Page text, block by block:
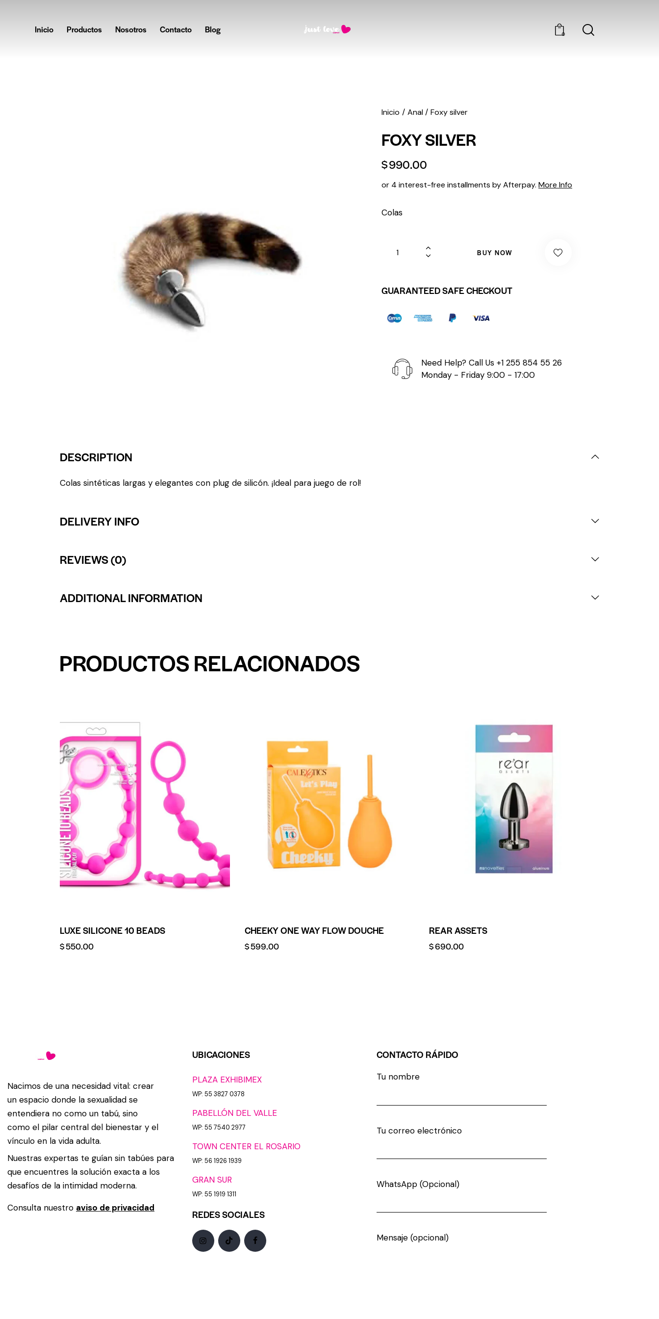
Inicio Productos Nosotros Contacto Blog 0
Inicio Anal Foxy silver
FOXY SILVER
$990.00
or 4 interest-free installments by Afterpay. More Info
Colas
BUY NOW
GUARANTEED SAFE CHECKOUT
Need Help? Call Us +1 255 854 55 26
Monday - Friday 9:00 - 17:00
DESCRIPTION
Colas sintéticas largas y elegantes con plug de silicón. ¡Ideal para juego de rol!
DELIVERY INFO
REVIEWS (0)
ADDITIONAL INFORMATION
PRODUCTOS RELACIONADOS
LUXE SILICONE 10 BEADS
$550.00
CHEEKY ONE WAY FLOW DOUCHE
$599.00
REAR ASSETS
$690.00
Nacimos de una necesidad vital: crear
un espacio donde la sexualidad se
entendiera no como un tabú, sino
como el pilar central del bienestar y el
vínculo en la vida adulta.
Nuestras expertas te guían sin tabúes para
que encuentres la solución exacta a los
desafíos de la intimidad moderna.
Consulta nuestro aviso de privacidad
UBICACIONES
PLAZA EXHIBIMEX
WP: 55 3827 0378
PABELLÓN DEL VALLE
WP: 55 7540 2977
TOWN CENTER EL ROSARIO
WP: 56 1926 1939
GRAN SUR
WP: 55 1919 1311
REDES SOCIALES
CONTACTO RÁPIDO
Tu nombre
Tu correo electrónico
WhatsApp (Opcional)
Mensaje (opcional)